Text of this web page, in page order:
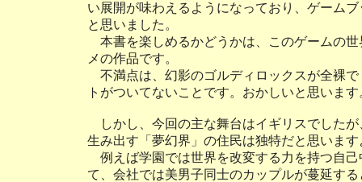
い展開が味わえるようになっており、ゲーム
と思いました。
本書を楽しめるかどうかは、このゲームの
メの作品です。
不満点は、幻影のゴルディロックスが全裸
トがついてないことです。おかしいと思いま
しかし、今回の主な舞台はイギリスでした
生み出す「夢幻界」の住民は独特だと思います
例えば学園では世界を改変する力を持つ自
て、会社では美男子同士のカップルが蔓延す